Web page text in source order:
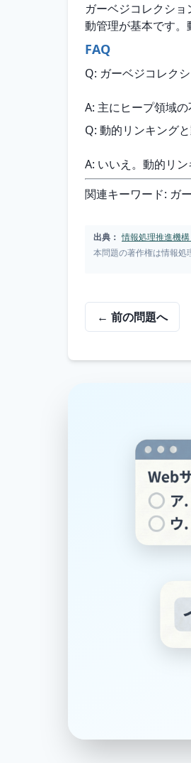
ガーベジコレクシ
動管理が基本です。
FAQ
Q: ガーベジコレク
A: 主にヒープ領域
Q: 動的リンキング
A: いいえ。動的リ
関連キーワード: ガ
出典： 情報処理推進機
本問題の著作権は情報処
← 前の問題へ